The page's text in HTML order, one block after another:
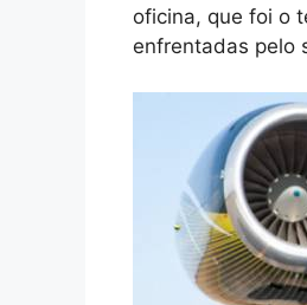
oficina, que foi o
enfrentadas pelo